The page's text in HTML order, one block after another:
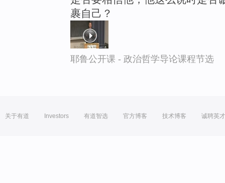
裹自己？
耶鲁公开课 - 政治哲学导论课程节选
关于有道 Investors 有道智选 官方博客 技术博客 诚聘英才